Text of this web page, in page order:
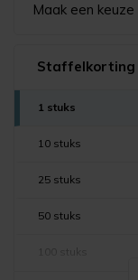
Maak een keuze
Staffelkorting
1 stuks
10 stuks
25 stuks
50 stuks
100 stuks